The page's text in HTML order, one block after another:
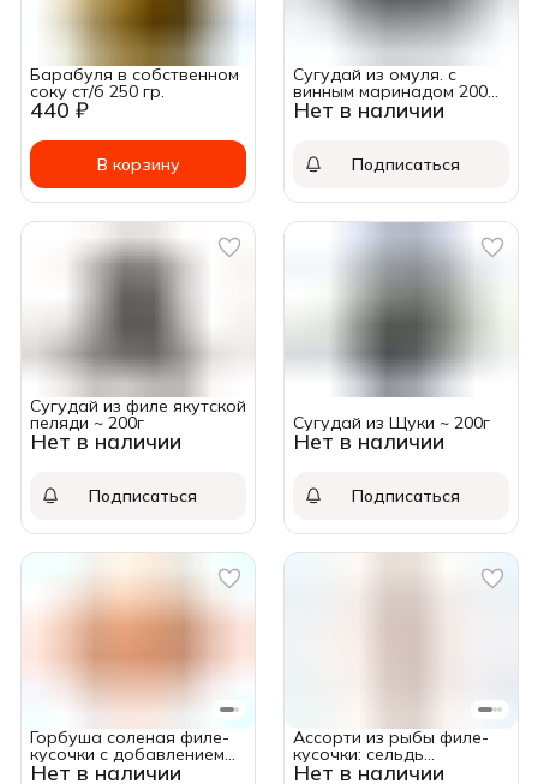
440 ₽
Барабуля в собственном
соку ст/б 250 гр.
В корзину
Нет в наличии
Сугудай из омуля. c
винным маринадом 200
грамм.
Подписаться
Нет в наличии
Сугудай из филе якутской
пеляди ~ 200г
Подписаться
Нет в наличии
Сугудай из Щуки ~ 200г
Подписаться
Нет в наличии
Горбуша соленая филе-
кусочки с добавлением
маринованного лука в Нет в наличии
Ассорти из рыбы филе-
кусочки: сельдь
тихоокеанская, скумбрия